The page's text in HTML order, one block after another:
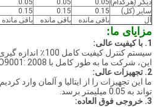
دیگر (هرکدام) 0.05
0.05
0.05
سایر (کل)
0.15
0.15
0.15
آل
باقی مانده باقی مانده باقی مانده
مزایای ما:
1. با کیفیت عالی:
سیستم کنترل کیفیت
این، شرکت ما به طور کامل با ISO9001: 2008 معتبر بوده است.
2. تجهیزات عالی:
ما این تجهیزات را از ایتالیا و آلمان وارد
تواند به 0.05 میلیمتر برسد.
3. خروجی فوق العاده: